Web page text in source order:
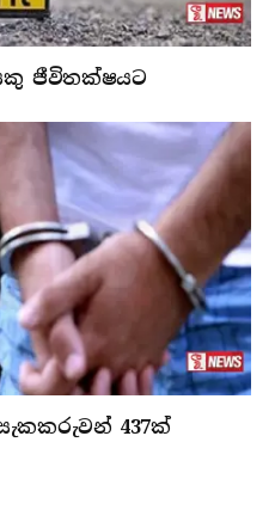
ජීවිතක්ෂයට
437ක්